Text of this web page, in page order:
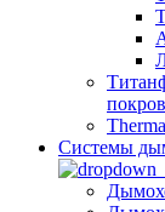
Cистемы